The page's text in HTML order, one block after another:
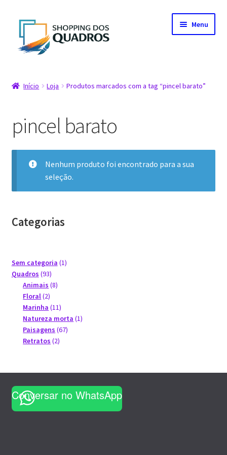
Pular
navegação
Pular
conteúdo
Menu
Carrinho
Fale conosco
Finalização de compra
Políticas de privacidade
Sobre o artista Alex Carvalho
Política de privacidade
Início Loja Produtos marcados com a tag “pincel barato”
pincel barato
Nenhum produto foi encontrado para a sua
seleção.
Categorias
Sem categoria 11
Quadros 9393
produtos
Animais 88
Floral 22
produtos
Marinha 1111
produtos
Natureza morta 11
Paisagens 6767
Retratos 22
Conversar no WhatsApp